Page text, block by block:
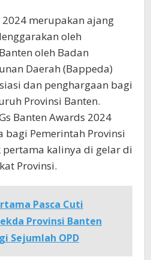
2024 merupakan ajang
oleh
oleh Badan
Daerah (Bappeda)
dan penghargaan bagi
Provinsi Banten.
Banten Awards 2024
bagi Pemerintah Provinsi
pertama kalinya di gelar di
Provinsi.
Pasca Cuti
Provinsi Banten
Sejumlah OPD